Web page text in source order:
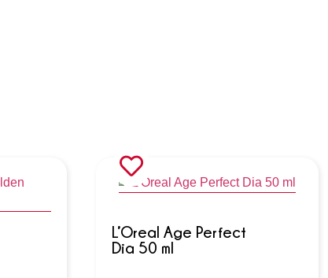
L’Oreal Age Perfect
Dia 50 ml